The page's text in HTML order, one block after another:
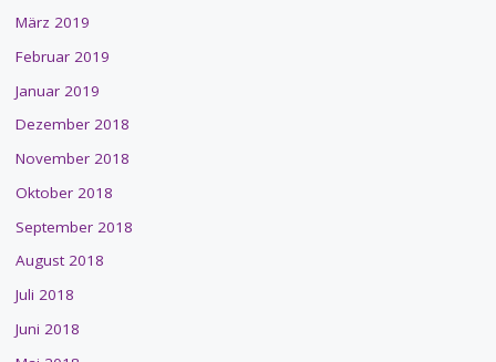
März 2019
Februar 2019
Januar 2019
Dezember 2018
November 2018
Oktober 2018
September 2018
August 2018
Juli 2018
Juni 2018